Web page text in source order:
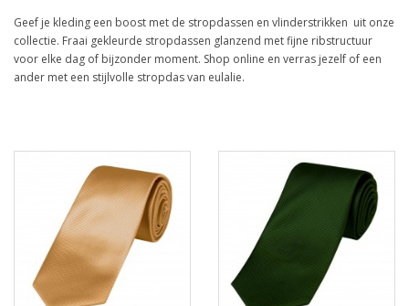
Geef je kleding een boost met de stropdassen en vlinderstrikken uit onze
collectie. Fraai gekleurde stropdassen glanzend met fijne ribstructuur
voor elke dag of bijzonder moment. Shop online en verras jezelf of een
ander met een stijlvolle stropdas van eulalie.